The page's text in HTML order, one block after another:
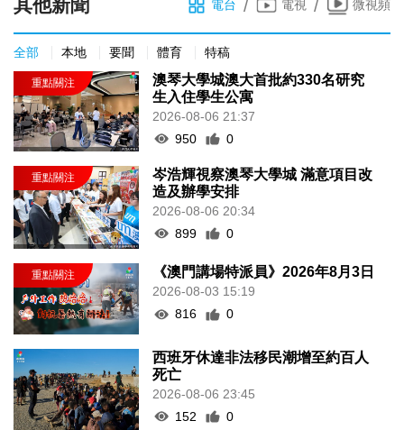
其他新聞 電台 / 電視 / 微視頻
全部 本地 要聞 體育 特稿
澳琴大學城澳大首批約330名研究
生入住學生公寓
2026-08-06 21:37
950
0
岑浩輝視察澳琴大學城 滿意項目改
造及辦學安排
2026-08-06 20:34
899
0
《澳門講場特派員》2026年8月3日
2026-08-03 15:19
816
0
西班牙休達非法移民潮增至約百人
死亡
2026-08-06 23:45
152
0